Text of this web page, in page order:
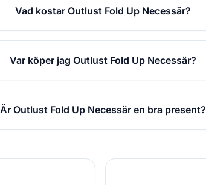
Vad kostar Outlust Fold Up Necessär?
Var köper jag Outlust Fold Up Necessär?
Är Outlust Fold Up Necessär en bra present?